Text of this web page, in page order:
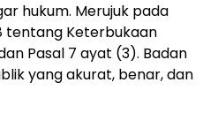
hukum. Merujuk pada
tentang Keterbukaan
Pasal 7 ayat (3). Badan
yang akurat, benar, dan